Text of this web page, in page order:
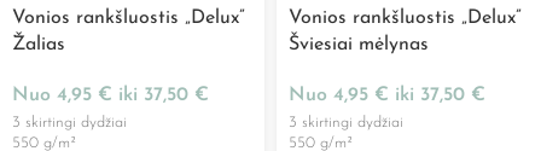
Vonios rankšluostis „Delux”
Žalias
Nuo 4,95 € iki 37,50 €
3 skirtingi dydžiai
550 g/m²
Vonios rankšluostis „Delux”
Šviesiai mėlynas
Nuo 4,95 € iki 37,50 €
3 skirtingi dydžiai
550 g/m²